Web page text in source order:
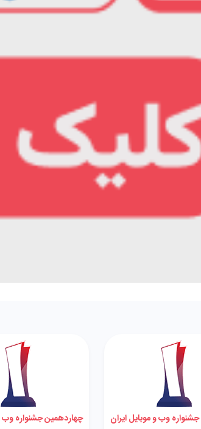
وب و موبایل ایران
چهاردهمین جشنواره وب